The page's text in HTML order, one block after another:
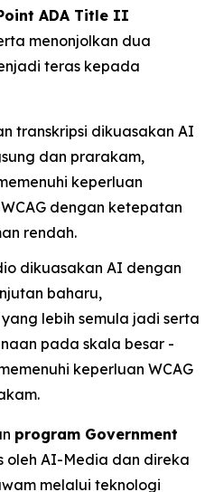
ADA Title II
menonjolkan dua
teras kepada
transkripsi dikuasakan AI
dan prarakam,
keperluan
dengan ketepatan
rendah.
dikuasakan AI dengan
baharu,
lebih semula jadi serta
pada skala besar -
keperluan WCAG
program Government
oleh AI-Media dan direka
melalui teknologi